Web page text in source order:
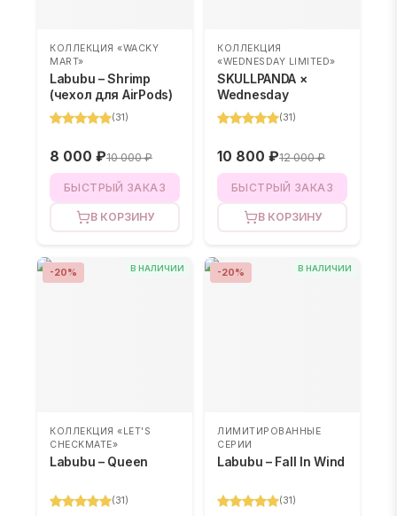
КОЛЛЕКЦИЯ «WACKY
MART»
Labubu – Shrimp
(чехол для AirPods)
(31)
8 000 ₽10 000 ₽
БЫСТРЫЙ ЗАКАЗ
В КОРЗИНУ
КОЛЛЕКЦИЯ
«WEDNESDAY LIMITED»
SKULLPANDA ×
Wednesday
(31)
10 800 ₽12 000 ₽
БЫСТРЫЙ ЗАКАЗ
В КОРЗИНУ
В НАЛИЧИИ
-20%
КОЛЛЕКЦИЯ «LET'S
CHECKMATE»
Labubu – Queen
(31)
В НАЛИЧИИ
-20%
ЛИМИТИРОВАННЫЕ
СЕРИИ
Labubu – Fall In Wind
(31)